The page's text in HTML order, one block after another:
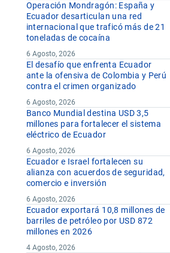
Operación Mondragón: España y
Ecuador desarticulan una red
internacional que traficó más de 21
toneladas de cocaína
6 Agosto, 2026
El desafío que enfrenta Ecuador
ante la ofensiva de Colombia y Perú
contra el crimen organizado
6 Agosto, 2026
Banco Mundial destina USD 3,5
millones para fortalecer el sistema
eléctrico de Ecuador
6 Agosto, 2026
Ecuador e Israel fortalecen su
alianza con acuerdos de seguridad,
comercio e inversión
6 Agosto, 2026
Ecuador exportará 10,8 millones de
barriles de petróleo por USD 872
millones en 2026
4 Agosto, 2026